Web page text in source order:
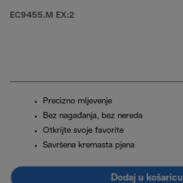
EC9455.M EX:2
Precizno mljevenje
Bez nagađanja, bez nereda
Otkrijte svoje favorite
Savršena kremasta pjena
Dodaj u košaricu